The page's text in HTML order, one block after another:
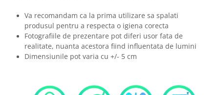
Va recomandam ca la prima utilizare sa spalati
produsul pentru a respecta o igiena corecta
Fotografiile de prezentare pot diferi usor fata de
realitate, nuanta acestora fiind influentata de lumini
Dimensiunile pot varia cu +/- 5 cm